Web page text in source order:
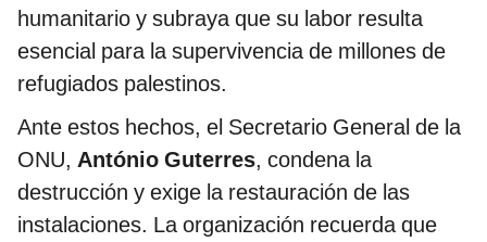
humanitario y subraya que su labor resulta
esencial para la supervivencia de millones de
refugiados palestinos.
Ante estos hechos, el Secretario General de la
ONU, António Guterres, condena la
destrucción y exige la restauración de las
instalaciones. La organización recuerda que